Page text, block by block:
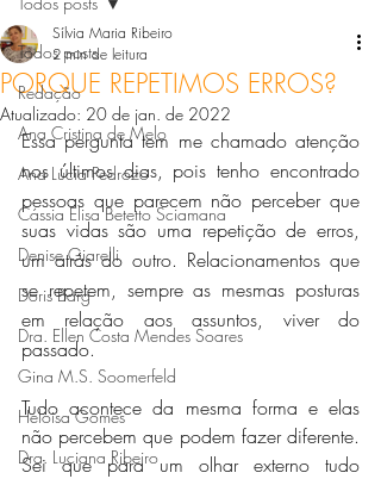
Todos posts
Redação
Ana Cristina de Melo
Ana Lúcia Pedrozo
Cássia Elisa Betetto Sciamana
Denise Giarelli
Doris Barg
Dra. Ellen Costa Mendes Soares
Gina M.S. Soomerfeld
Heloisa Gomes
Dra. Luciana Ribeiro
PORQUE REPETIMOS ERROS?
Sílvia Maria Ribeiro
2 min de leitura
Atualizado: 20 de jan. de 2022
Essa pergunta tem me chamado atenção
nos últimos dias, pois tenho encontrado
pessoas que parecem não perceber que
suas vidas são uma repetição de erros,
um atrás do outro. Relacionamentos que
se repetem, sempre as mesmas posturas
em relação aos assuntos, viver do
passado.
Tudo acontece da mesma forma e elas
não percebem que podem fazer diferente.
Sei que para um olhar externo tudo